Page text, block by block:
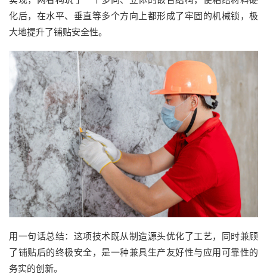
化后，在水平、垂直等多个方向上都形成了牢固的机械锁，极
大地提升了铺贴安全性。
用一句话总结： 这项技术既从制造源头优化了工艺，同时兼顾
了铺贴后的终极安全，是一种兼具生产友好性与应用可靠性的
务实的创新。